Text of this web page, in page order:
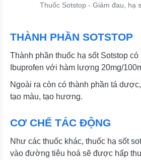
Thuốc Sotstop - Giảm đau, hạ
THÀNH PHẦN SOTSTOP
Thành phần thuốc hạ sốt Sotstop
Ibuprofen với hàm lượng 20mg/
Ngoài ra còn có thành phần tá
tạo màu, tạo hương.
CƠ CHẾ TÁC ĐỘNG
Như các thuốc khác, thuốc hạ sốt
vào đường tiêu hoá sẽ được hấp